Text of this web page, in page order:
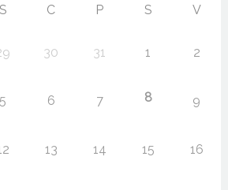
S C P S V
30 31 1 2
5 6 7 8 9
13 14 15 16